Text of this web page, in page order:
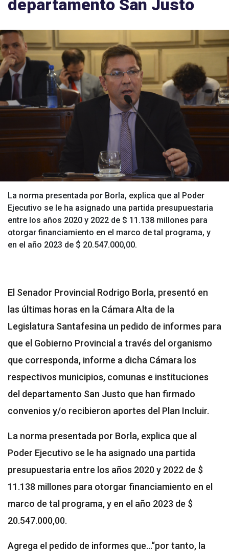
departamento San Justo
La norma presentada por Borla, explica que al Poder
Ejecutivo se le ha asignado una partida presupuestaria
entre los años 2020 y 2022 de $ 11.138 millones para
otorgar financiamiento en el marco de tal programa, y
en el año 2023 de $ 20.547.000,00.
El Senador Provincial Rodrigo Borla, presentó en
las últimas horas en la Cámara Alta de la
Legislatura Santafesina un pedido de informes para
que el Gobierno Provincial a través del organismo
que corresponda, informe a dicha Cámara los
respectivos municipios, comunas e instituciones
del departamento San Justo que han firmado
convenios y/o recibieron aportes del Plan Incluir.
La norma presentada por Borla, explica que al
Poder Ejecutivo se le ha asignado una partida
presupuestaria entre los años 2020 y 2022 de $
11.138 millones para otorgar financiamiento en el
marco de tal programa, y en el año 2023 de $
20.547.000,00.
Agrega el pedido de informes que…“por tanto, la